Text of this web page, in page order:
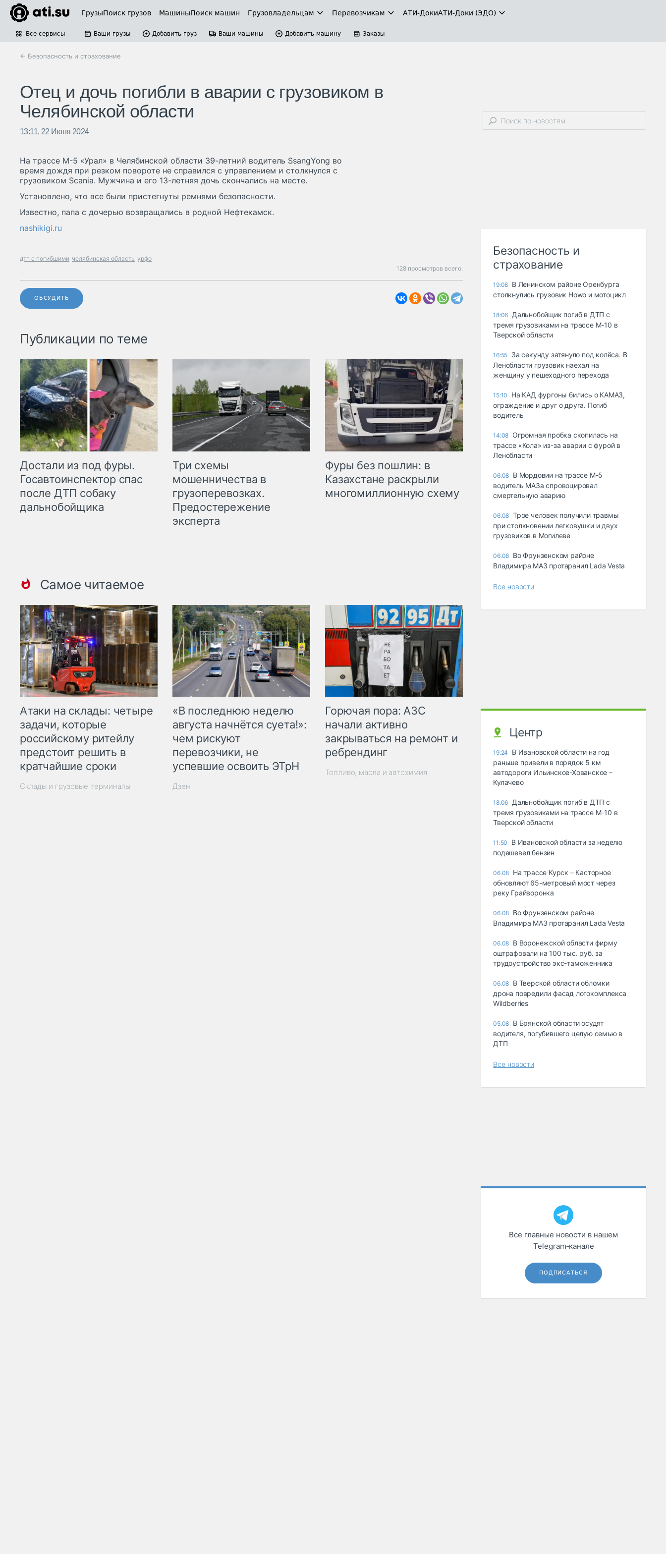
ГрузыПоиск грузов МашиныПоиск машин Грузовладельцам Перевозчикам АТИ-ДокиАТИ-Доки (ЭДО)
Все сервисы Ваши грузы Добавить груз Ваши машины Добавить машину Заказы
← Безопасность и страхование
Отец и дочь погибли в аварии с грузовиком в
Челябинской области
13:11, 22 Июня 2024
На трассе М-5 «Урал» в Челябинской области 39-летний водитель SsangYong во
время дождя при резком повороте не справился с управлением и столкнулся с
грузовиком Scania. Мужчина и его 13-летняя дочь скончались на месте.
Установлено, что все были пристегнуты ремнями безопасности.
Известно, папа с дочерью возвращались в родной Нефтекамск.
nashikigi.ru
дтп с погибшими челябинская область урфо
128 просмотров всего.
ОБСУДИТЬ
Публикации по теме
Достали из под фуры.
Госавтоинспектор спас
после ДТП собаку
дальнобойщика
Три схемы
мошенничества в
грузоперевозках.
Предостережение
эксперта
Фуры без пошлин: в
Казахстане раскрыли
многомиллионную схему
Самое читаемое
Атаки на склады: четыре
задачи, которые
российскому ритейлу
предстоит решить в
кратчайшие сроки
Склады и грузовые терминалы
«В последнюю неделю
августа начнётся суета!»:
чем рискуют
перевозчики, не
успевшие освоить ЭТрН
Дзен
Горючая пора: АЗС
начали активно
закрываться на ремонт и
ребрендинг
Топливо, масла и автохимия
Безопасность и
страхование
19:08 В Ленинском районе Оренбурга
столкнулись грузовик Howo и мотоцикл
18:06 Дальнобойщик погиб в ДТП с
тремя грузовиками на трассе М-10 в
Тверской области
16:55 За секунду затянуло под колёса. В
Ленобласти грузовик наехал на
женщину у пешеходного перехода
15:10
На КАД фургоны бились о КАМАЗ,
ограждение и друг о друга. Погиб
водитель
14:08 Огромная пробка скопилась на
трассе «Кола» из-за аварии с фурой в
Ленобласти
06.08 В Мордовии на трассе М-5
водитель МАЗа спровоцировал
смертельную аварию
06.08 Трое человек получили травмы
при столкновении легковушки и двух
грузовиков в Могилеве
06.08 Во Фрунзенском районе
Владимира МАЗ протаранил Lada Vesta
Все новости
Центр
19:24
В Ивановской области на год
раньше привели в порядок 5 км
автодороги Ильинское-Хованское –
Кулачево
18:06 Дальнобойщик погиб в ДТП с
тремя грузовиками на трассе М-10 в
Тверской области
11:50
В Ивановской области за неделю
подешевел бензин
06.08 На трассе Курск – Касторное
обновляют 65-метровый мост через
реку Грайворонка
06.08 Во Фрунзенском районе
Владимира МАЗ протаранил Lada Vesta
06.08 В Воронежской области фирму
оштрафовали на 100 тыс. руб. за
трудоустройство экс-таможенника
06.08 В Тверской области обломки
дрона повредили фасад логокомплекса
Wildberries
05.08 В Брянской области осудят
водителя, погубившего целую семью в
ДТП
Все новости
Все главные новости в нашем
Telegram‑канале
ПОДПИСАТЬСЯ